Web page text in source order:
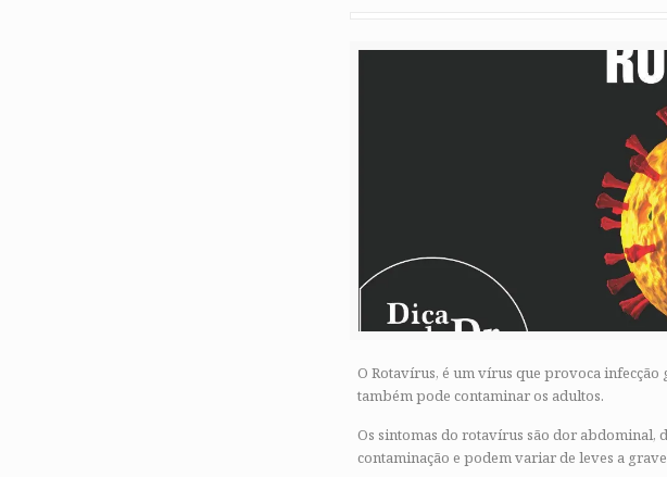
O Rotavírus, é um vírus que provoca infecção
também pode contaminar os adultos.
Os sintomas do rotavírus são dor abdominal,
contaminação e podem variar de leves a